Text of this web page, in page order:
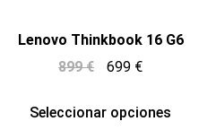
Lenovo Thinkbook 16 G6
899€ 699 €
Seleccionar opciones